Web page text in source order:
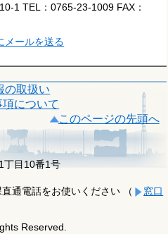
1 TEL：0765-23-1009 FAX：
メールを送る
の取扱い
について
このページの先頭へ
丁目10番1号
通電話をお使いください （
窓口
Reserved.